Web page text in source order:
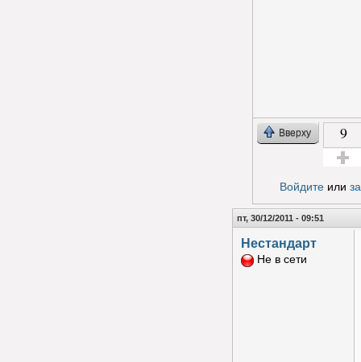
Вверху 9
Войдитеили
пт, 30/12/2011 - 09:51
Нестандарт
Не в сети